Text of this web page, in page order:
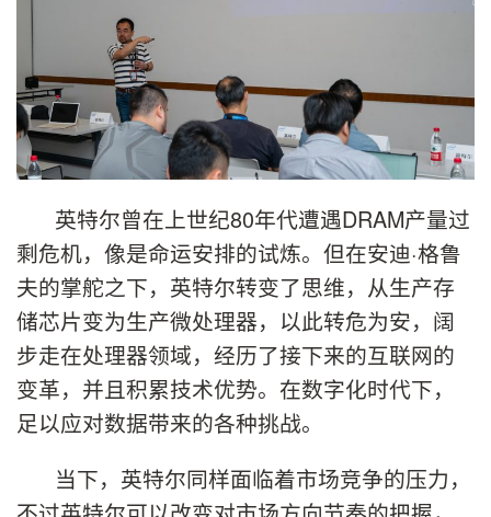
英特尔曾在上世纪80年代遭遇DRAM产量过
剩危机，像是命运安排的试炼。但在安迪·格鲁
夫的掌舵之下，英特尔转变了思维，从生产存
储芯片变为生产微处理器，以此转危为安，阔
步走在处理器领域，经历了接下来的互联网的
变革，并且积累技术优势。在数字化时代下，
足以应对数据带来的各种挑战。
当下，英特尔同样面临着市场竞争的压力，